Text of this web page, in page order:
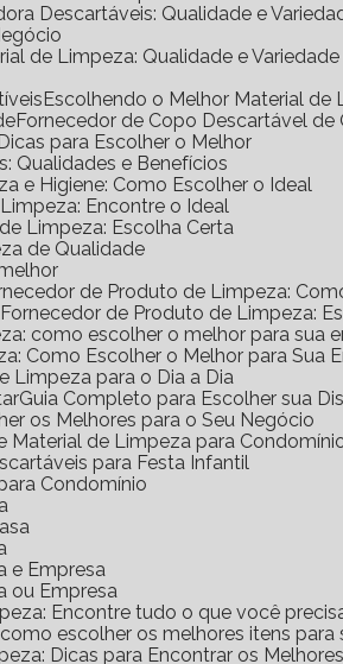
Descartáveis: Qualidade e
de Limpeza: Qualidade e Variedade
Escolhendo o Melhor Material
Fornecedor de Copo Descartável de
para Escolher o Melhor
Qualidades e Benefícios
e Higiene: Como Escolher o Ideal
Encontre o Ideal
Limpeza: Escolha Certa
de Qualidade
de Produto de Limpeza:
Fornecedor de Produto de Limpeza:
como escolher o melhor para sua
Como Escolher o Melhor para Sua
Limpeza para o Dia a Dia
Guia Completo para Escolher sua
os Melhores para o Seu Negócio
Material de Limpeza para
para Festa Infantil
Condomínio
e Empresa
ou Empresa
Encontre tudo o que você
escolher os melhores itens para
Dicas para Encontrar os